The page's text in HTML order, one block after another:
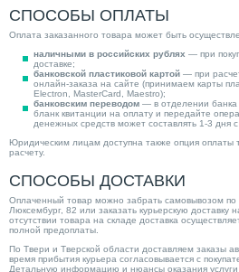
Тип ротора
Защита сухого хода
Тип вход. напряжения
Повышение давления
Категория
СПОСОБЫ ОПЛАТЫ
Оплата заказанного товара может быть
наличными в российских рублях — при
доставке;
банковской пластиковой картой — при
онлайн-заказа на сайте (принимаем карты
Electron, MasterCard, Maestro);
банковским переводом — в отделении банка
бланк квитанции на оплату и передайте
денежных средств может составлять 1-3 дня
Юридическим лицам доступна также опция оплаты
расчету.
СПОСОБЫ ДОСТАВКИ
Оплаченный товар можно забрать самовывозом по
Люксембург, 82 или заказать курьерскую
отсутствии товара на складе доставка
полной предоплаты.
По Твери и Тверской области доставляем заказы
время прибытия курьера согласовывается с
Детальную информацию и нюансы оказания